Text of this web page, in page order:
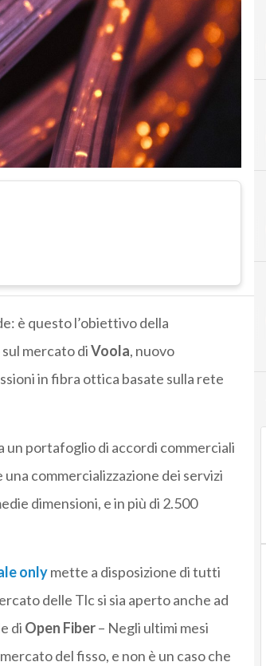
è questo l’obiettivo della
mercato diVoola, nuovo
in fibra ottica basate sulla rete
un portafoglio di accordi commerciali
commercializzazione dei servizi
dimensioni, e in più di 2.500
onlymette a disposizione di tutti
delle Tlc si sia aperto anche ad
di Open Fiber– Negli ultimi mesi
del fisso, e non è un caso che